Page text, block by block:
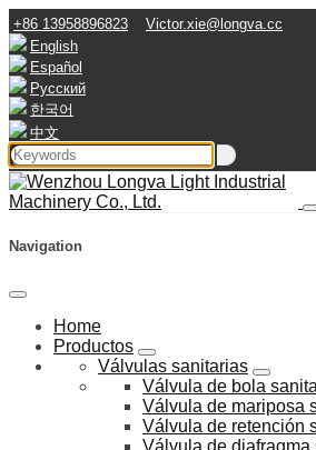
+86 13958896823
Victor.xie@longva.cc
English
Español
Русский
한국어
中文
Navigation
Home
Productos
Válvulas sanitarias
Válvula de bola
Válvula de mariposa
Válvula de retención